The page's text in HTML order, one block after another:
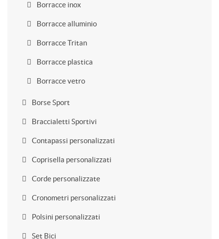
Borracce inox
Borracce alluminio
Borracce Tritan
Borracce plastica
Borracce vetro
Borse Sport
Braccialetti Sportivi
Contapassi personalizzati
Coprisella personalizzati
Corde personalizzate
Cronometri personalizzati
Polsini personalizzati
Set Bici